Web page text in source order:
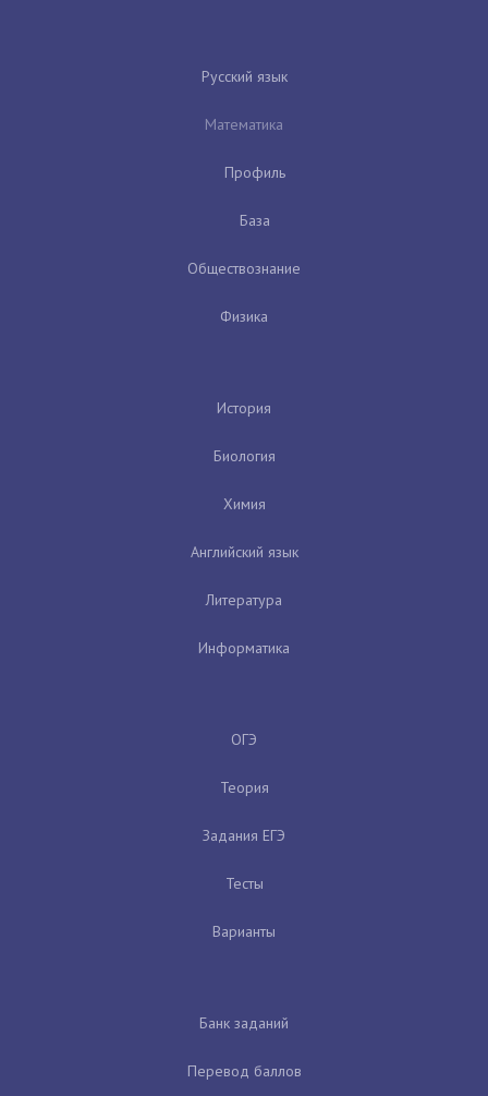
Русский язык
Математика
Профиль
База
Обществознание
Физика
История
Биология
Химия
Английский язык
Литература
Информатика
ОГЭ
Теория
Задания ЕГЭ
Тесты
Варианты
Банк заданий
Перевод баллов